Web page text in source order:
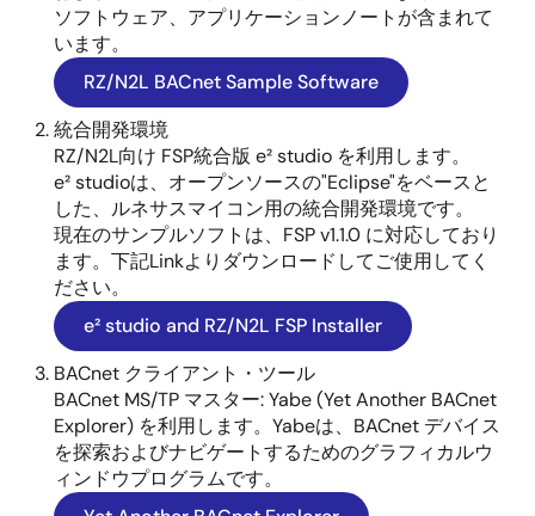
ソフトウェア、アプリケーションノートが含まれて
います。
RZ/N2L BACnet Sample Software
統合開発環境
RZ/N2L向け FSP統合版 e² studio を利用します。
e² studioは、オープンソースの"Eclipse"をベースと
した、ルネサスマイコン用の統合開発環境です。
現在のサンプルソフトは、FSP v1.1.0 に対応しており
ます。下記Linkよりダウンロードしてご使用してく
ださい。
e² studio and RZ/N2L FSP Installer
BACnet クライアント・ツール
BACnet MS/TP マスター: Yabe (Yet Another BACnet
Explorer) を利用します。Yabeは、BACnet デバイス
を探索およびナビゲートするためのグラフィカルウ
ィンドウプログラムです。